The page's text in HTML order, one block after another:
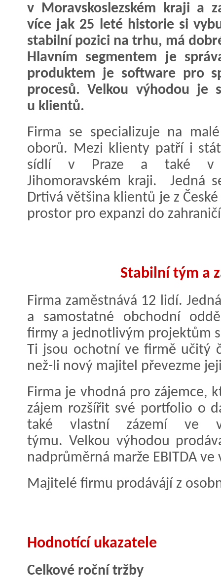
v Moravskoslezském kraji a
více jak 25 leté historie si
stabilní pozici na trhu, má
Hlavním segmentem je
produktem je software pro
procesů. Velkou výhodou je
u klientů.
Firma se specializuje na
oborů. Mezi klienty patří i
sídlí v Praze a také v
Jihomoravském kraji. Jedná
Drtivá většina klientů je z
prostor pro expanzi do
Stabilní tým a
Firma zaměstnává 12 lidí.
a samostatné obchodní
firmy a jednotlivým projektům
Ti jsou ochotní ve firmě učitý
než-li nový majitel převezme
Firma je vhodná pro zájemce,
zájem rozšířit své portfolio o
také vlastní zázemí ve
týmu. Velkou výhodou
nadprůměrná marže EBITDA ve
Majitelé firmu prodávájí z
Hodnotící ukazatele
Celkové roční tržby